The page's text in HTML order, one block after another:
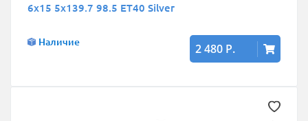
6x15 5x139.7 98.5 ET40 Silver
Наличие 2 480 Р.